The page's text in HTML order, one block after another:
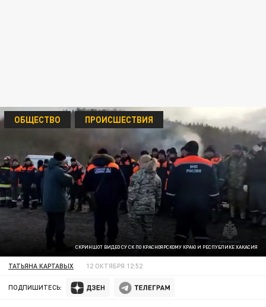
СКРИНШОТ ВИДЕО СУ СК ПО КРАСНОЯРСКОМУ КРАЮ И РЕСПУБЛИКЕ ХАКАСИЯ
ОБЩЕСТВО ПРОИСШЕСТВИЯ
ТАТЬЯНА КАРТАВЫХ 12 ОКТЯБРЯ 12:52
ПОДПИШИТЕСЬ: